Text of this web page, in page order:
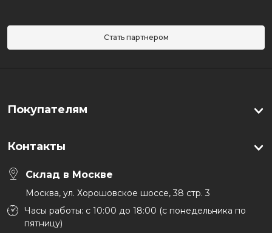
Стать партнером
Покупателям
Контакты
Склад в Москве
Москва, ул. Хорошовское шоссе, 38 стр. 3
Часы работы: с 10:00 до 18:00 (с понедельника по
пятницу)